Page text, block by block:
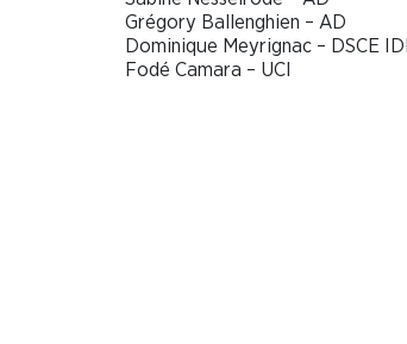
Grégory Ballenghien – AD
Dominique Meyrignac – DSCE
Fodé Camara – UCI